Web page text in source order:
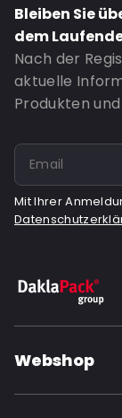
Bottom gusset: 30
Bestell-ID: 1015
Bleiben Sie
dem
Nach der
aktuelle
Produkten
Mit Ihrer
Webshop